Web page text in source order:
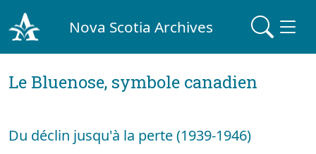
Nova Scotia Archives
Le Bluenose, symbole canadien
Du déclin jusqu'à la perte (1939-1946)